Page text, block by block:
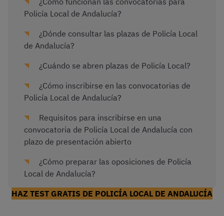
Policía Local de Andalucía?
¿Dónde consultar las plazas de Policía Local
de Andalucía?
¿Cuándo se abren plazas de Policía Local?
¿Cómo inscribirse en las convocatorias de
Policía Local de Andalucía?
Requisitos para inscribirse en una
convocatoria de Policía Local de Andalucía con
plazo de presentación abierto
¿Cómo preparar las oposiciones de Policía
Local de Andalucía?
HAZ TEST GRATIS DE POLICÍA LOCAL DE ANDALUCÍA